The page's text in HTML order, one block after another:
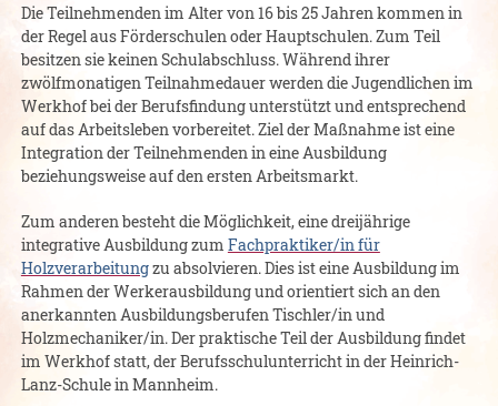
Die Teilnehmenden im Alter von 16 bis 25 Jahren kommen in
der Regel aus Förderschulen oder Hauptschulen. Zum Teil
besitzen sie keinen Schulabschluss. Während ihrer
zwölfmonatigen Teilnahmedauer werden die Jugendlichen im
Werkhof bei der Berufsfindung unterstützt und entsprechend
auf das Arbeitsleben vorbereitet. Ziel der Maßnahme ist eine
Integration der Teilnehmenden in eine Ausbildung
beziehungsweise auf den ersten Arbeitsmarkt.
Zum anderen besteht die Möglichkeit, eine dreijährige
integrative Ausbildung zum Fachpraktiker/in für
Holzverarbeitungzu absolvieren. Dies ist eine Ausbildung im
Rahmen der Werkerausbildung und orientiert sich an den
anerkannten Ausbildungsberufen Tischler/in und
Holzmechaniker/in. Der praktische Teil der Ausbildung findet
im Werkhof statt, der Berufsschulunterricht in der Heinrich-
Lanz-Schule in Mannheim.